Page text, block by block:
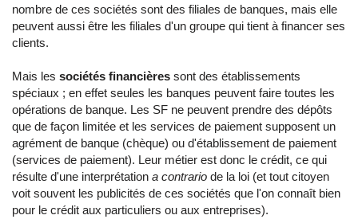
nombre de ces sociétés sont des filiales de banques, mais elle
peuvent aussi être les filiales d'un groupe qui tient à financer ses
clients.
Mais les sociétés financières sont des établissements
spéciaux ; en effet seules les banques peuvent faire toutes les
opérations de banque. Les SF ne peuvent prendre des dépôts
que de façon limitée et les services de paiement supposent un
agrément de banque (chèque) ou d'établissement de paiement
(services de paiement). Leur métier est donc le crédit, ce qui
résulte d'une interprétation a contrario de la loi (et tout citoyen
voit souvent les publicités de ces sociétés que l'on connaît bien
pour le crédit aux particuliers ou aux entreprises).